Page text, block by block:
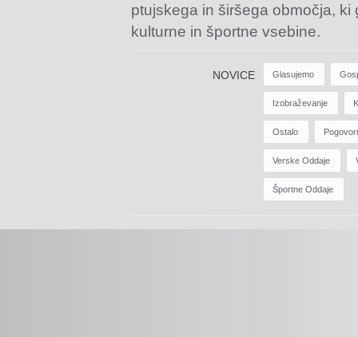
ptujskega in širšega območja,
kulturne in športne vsebine.
NOVICE Glasujemo
Izobraževanje
Ostalo
Verske Oddaje
Športne Oddaje